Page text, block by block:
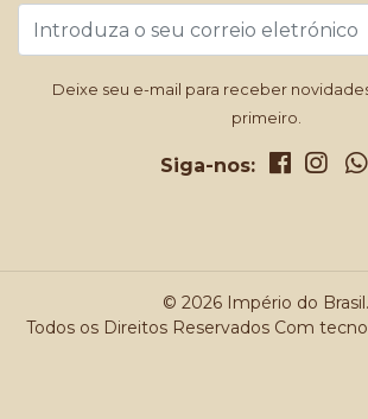
Deixe seu e-mail para receber
primeiro.
Siga-nos:
© 2026 Império do Brasil.
Todos os Direitos Reservados Com